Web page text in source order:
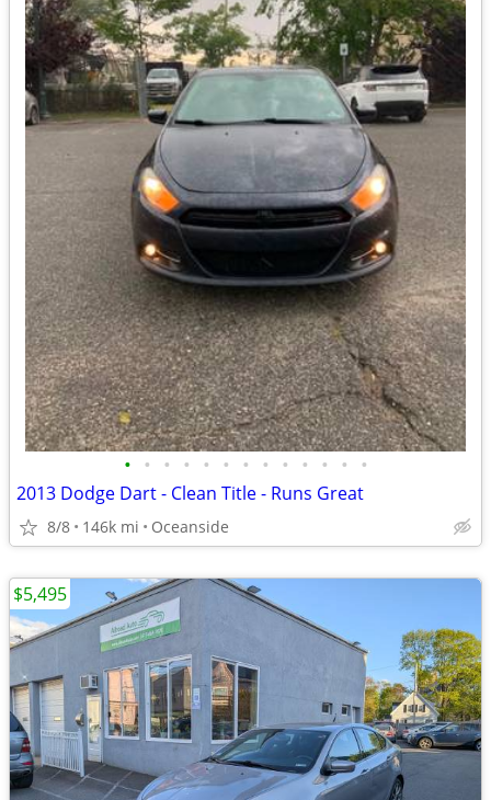
• • • • • • • • • • • • •
2013 Dodge Dart - Clean Title - Runs Great
8/8 146k mi Oceanside
$5,495